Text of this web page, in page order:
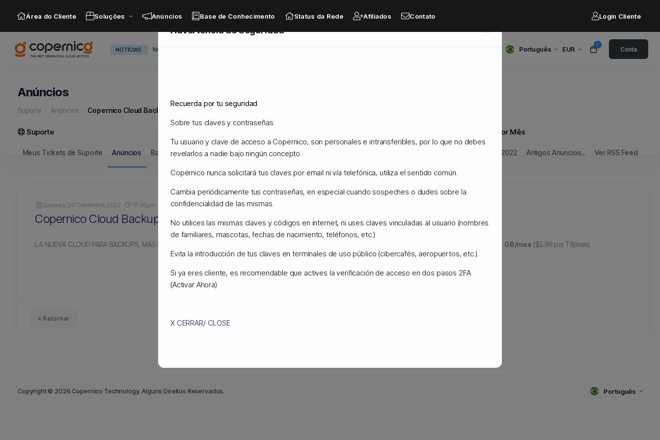
NOTÍCIAS: Nuevos Servidores Administrados Português EUR
0
Conta
Área do Cliente Soluções Anúncios Base de Conhecimento Status da Rede Afiliados Contato Login Cliente
Anúncios
Suporte Anúncios Copernico Cloud Backups
Por Mês
Set 2022 Antigos Anuncios... Ver RSS Feed
Suporte
Meus Tickets de Suporte Anúncios Base de Conhecimento Downloads Status da Rede
Sabado, 24º Setembro, 2022 17:06pm
Copernico Cloud Backups
LA NUEVA CLOUD PARA BACKUPS, MÁS ECONÓMICA QUE AMAZON S3 y GOOGLE CLOUD. $.0059 por GB/mes ($5.99 por TB/mes)
« Retornar
Copyright © 2026 Copernico Technology. Alguns Direitos Reservados. Português
Advertencia de Seguridad ×
Recuerda por tu seguridad
Sobre tus claves y contraseñas
Tu usuario y clave de acceso a Copernico, son personales e intransferibles, por lo que no debes
revelarlos a nadie bajo ningún concepto.
Copérnico nunca solicitará tus claves por email ni vía telefónica, utiliza el sentido común.
Cambia periódicamente tus contraseñas, en especial cuando sospeches o dudes sobre la
confidencialidad de las mismas.
No utilices las mismas claves y códigos en internet, ni uses claves vinculadas al usuario (nombres
de familiares, mascotas, fechas de nacimiento, teléfonos, etc.).
Evita la introducción de tus claves en terminales de uso público (cibercafés, aeropuertos, etc.).
Si ya eres cliente, es recomendable que actives la verificación de acceso en dos pasos 2FA
(Activar Ahora)
X CERRAR/ CLOSE